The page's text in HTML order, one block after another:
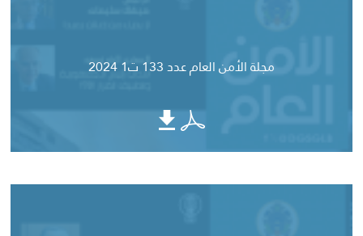
مجلة الأمن العام عدد 133 ت1 2024